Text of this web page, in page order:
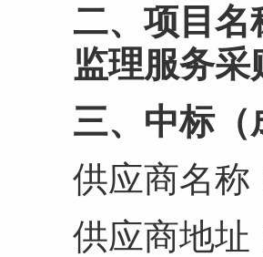
二、项目名
监理服务采
三、中标（
供应商名称
供应商地址